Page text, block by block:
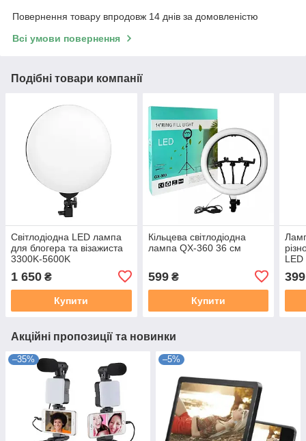
Повернення товару впродовж 14 днів за домовленістю
Всі умови повернення
Подібні товари компанії
Світлодіодна LED лампа
для блогера та візажиста
3300K-5600K
1 650 ₴
Купити
Кільцева світлодіодна
лампа QX-360 36 см
599₴
Купити
LED
399
Акційні пропозиції та новинки
–35% –5%